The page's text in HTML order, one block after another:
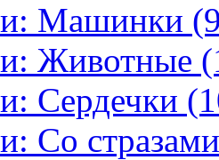
Машинки
Животные
Сердечки
Со